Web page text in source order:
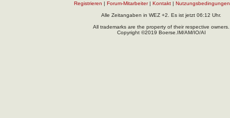
Registrieren Forum-Mitarbeiter| Kontakt Nutzungsbedingungen
Alle Zeitangaben in WEZ +2. Es ist jetzt 06:12 Uhr.
All trademarks are the property of their respective owners.
Copyright ©2019 Boerse.IM/AM/IO/AI